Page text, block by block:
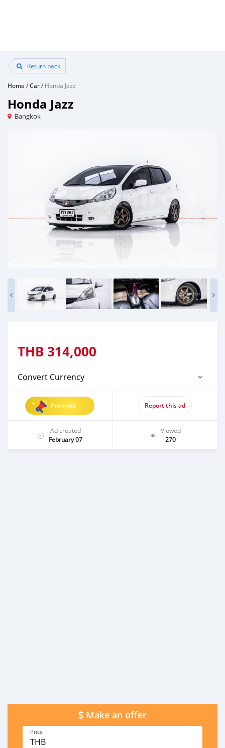
Return back
Home /Car/Honda Jazz
Honda Jazz
Bangkok
THB 314,000
Convert Currency
Promote Report this ad
Ad created
February 07
Viewed
270
Make an offer
Price
THB